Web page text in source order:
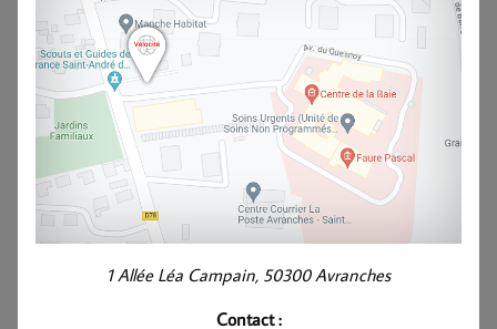
1 Allée Léa Campain, 50300 Avranches
Contact :